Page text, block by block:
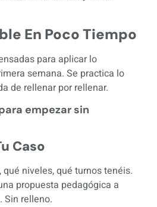
En Poco Tiempo
para aplicar lo
semana. Se practica lo
de rellenar por rellenar.
empezar sin
Caso
niveles, qué turnos tenéis.
propuesta pedagógica a
Sin relleno.